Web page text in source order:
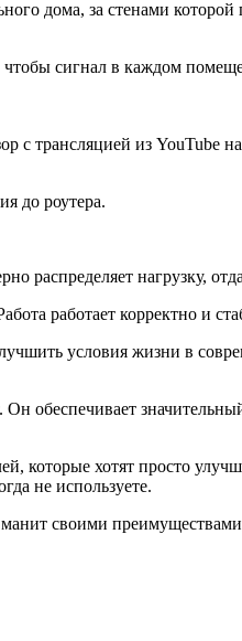
дома, за стенами
сигнал в каждом
с трансляцией из YouTube
до роутера.
распределяет нагрузку,
работает корректно и
условия жизни в
обеспечивает
которые хотят просто
не используете.
своими